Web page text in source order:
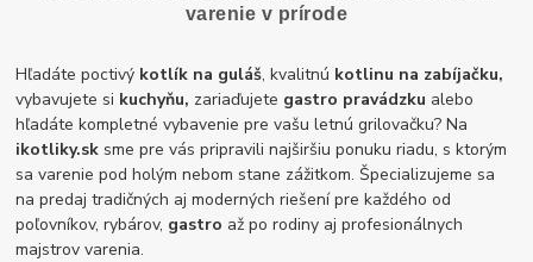
varenie v prírode
Hľadáte poctivý kotlík na guláš, kvalitnú kotlinu na zabíjačku,
vybavujete si kuchyňu, zariaďujete gastro pravádzku alebo
hľadáte kompletné vybavenie pre vašu letnú grilovačku? Na
ikotliky.sk sme pre vás pripravili najširšiu ponuku riadu, s ktorým
sa varenie pod holým nebom stane zážitkom. Špecializujeme sa
na predaj tradičných aj moderných riešení pre každého od
poľovníkov, rybárov, gastro až po rodiny aj profesionálnych
majstrov varenia.